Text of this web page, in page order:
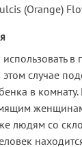
(Orange)
в
случае
в комнату.
людям со